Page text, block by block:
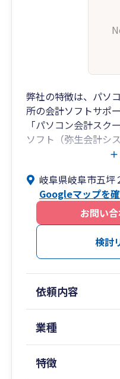
弊社の特徴は、パソ
所の会計ソフトサポ
「パソコン会計スク
ソフト（弥生会計シ
親切丁寧にアドバイ
かったり人手が足り
ービス」も行ってい
しゃる場合は、お客
仕訳入力をする「記
当者がいない方や一
ない方には、お客様
作成致します。
岐阜県岐阜市五坪
Googleマップを
お問い
検討
依頼内容
業種
特徴